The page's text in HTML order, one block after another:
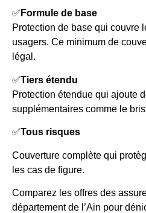
✅ Formule de base
Protection de base qui couvre
usagers. Ce minimum de
légal.
✅Tiers étendu
Protection étendue qui ajoute
supplémentaires comme le
✅Tous risques
Couverture complète qui
les cas de figure.
Comparez les offres des
département de l’Ain pour